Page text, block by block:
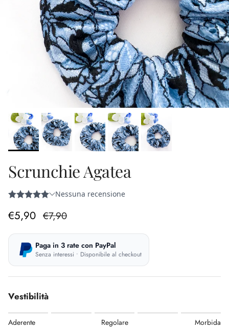
Scrunchie Agatea
Prezzo di vendita
€5,90 Prezzo normale
€7,90
Paga in 3 rate con PayPal
Senza interessi • Disponibile al checkout
Vestibilità
Rating of 1 means Aderente.
Aderente Regolare Morbida